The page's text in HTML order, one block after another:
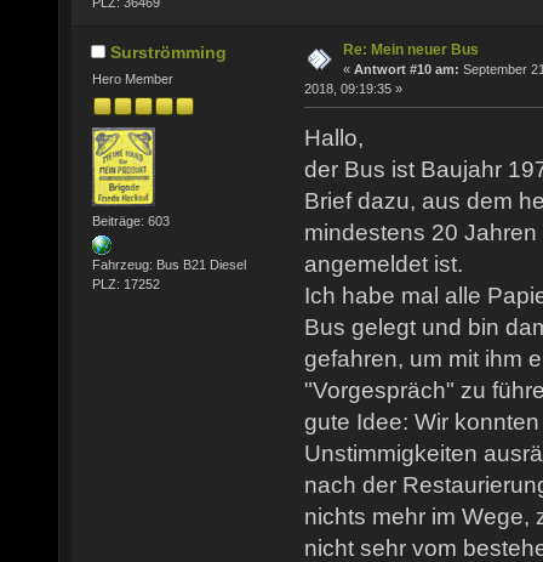
Surströmming
Hero Member
Beiträge: 603
Fahrzeug: Bus B21 Diesel
PLZ: 17252
Re: Mein neuer Bus
« Antwort #10 am: September
2018, 09:19:35 »
Hallo,
der Bus ist Baujahr
Brief dazu, aus dem
mindestens 20
angemeldet ist.
Ich habe mal alle
Bus gelegt und bin
gefahren, um mit ihm
"Vorgespräch" zu
gute Idee: Wir
Unstimmigkeiten
nach der
nichts mehr im Wege,
nicht sehr vom